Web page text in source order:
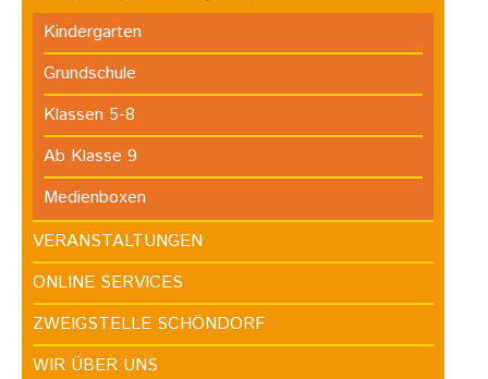
Kindergarten
Grundschule
Klassen 5-8
Ab Klasse 9
Medienboxen
VERANSTALTUNGEN
ONLINE SERVICES
ZWEIGSTELLE SCHÖNDORF
WIR ÜBER UNS